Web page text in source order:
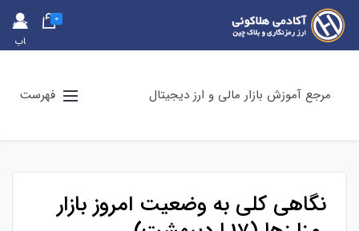
حس
اب
0
مرجع آموزش بازار مالی و ارز دیجیتال فهرست
نگاهی کلی به وضعیت امروز بازار